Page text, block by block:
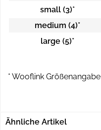
small (3)*
medium (4)*
large (5)*
* Wooflink Größenangabe
Ähnliche Artikel